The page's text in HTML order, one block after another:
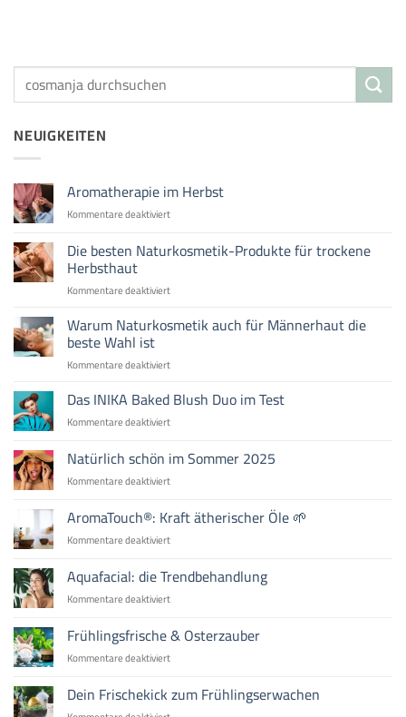
NEUIGKEITEN
Aromatherapie im Herbst
Kommentare deaktiviertfür
im
Herbst
Die besten Naturkosmetik-Produkte für trockene
Herbsthaut
Kommentare deaktiviertfür
besten
Naturkosmetik-
für
Herbsthaut
Warum Naturkosmetik auch für Männerhaut die
beste Wahl ist
Kommentare deaktiviertfür
Naturkosmetik
auch
für
die
beste
Wahl
Das INIKA Baked Blush Duo im Test
Kommentare deaktiviertfür
INIKA
Baked
Blush
im
Test
Natürlich schön im Sommer 2025
Kommentare deaktiviertfür
schön
im
Sommer
AromaTouch®: Kraft ätherischer Öle 🌱
Kommentare deaktiviertfür
ätherischer
Öle
Aquafacial: die Trendbehandlung
Kommentare deaktiviertfür
die
Trendbehandlung
Frühlingsfrische & Osterzauber
Kommentare deaktiviertfür
Osterzauber
Dein Frischekick zum Frühlingserwachen